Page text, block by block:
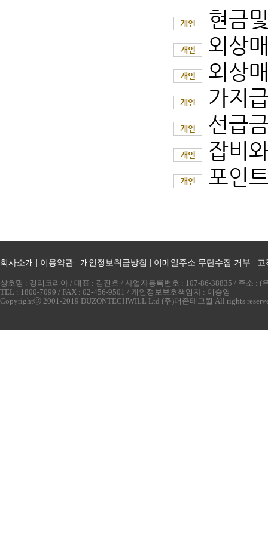
개인 현금
개인 외상
개인 외상
개인 가지
개인 선급
개인 잡비
개인 포인
회사소개 이용약관 개인정보취급방침 이메일주소 무단수집 거부 고
상호명 : 경리코리아 / 대표 : 김진호 / 사업자등록번호 : 107-86-38835 / 주소 :
TEL : 1800-7099 / FAX : 02-456-9501 / 개인정보보호책임자 : 이승영
Copyrightⓒ 2001-2019 DUZONTECHWILL Ltd (주)더존테크윌 All rights